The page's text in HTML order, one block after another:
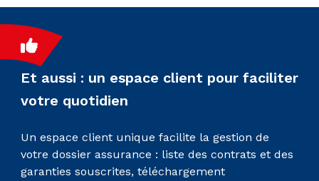
Et aussi : un espace client pour faciliter
votre quotidien
Un espace client unique facilite la gestion de
votre dossier assurance : liste des contrats et des
garanties souscrites, téléchargement